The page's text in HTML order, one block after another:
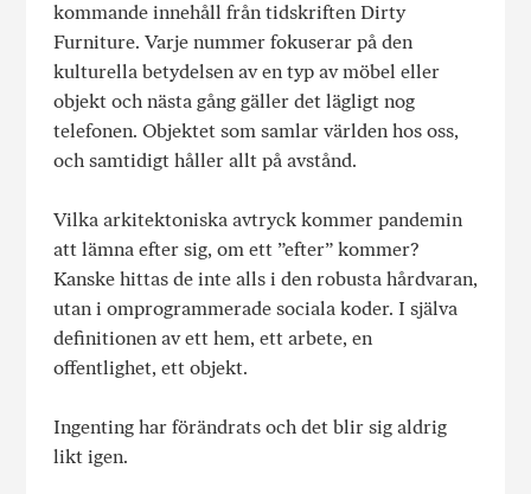
kommande innehåll från tidskriften Dirty
Furniture. Varje nummer fokuserar på den
kulturella betydelsen av en typ av möbel eller
objekt och nästa gång gäller det lägligt nog
telefonen. Objektet som samlar världen hos oss,
och samtidigt håller allt på avstånd.
Vilka arkitektoniska avtryck kommer pandemin
att lämna efter sig, om ett ”efter” kommer?
Kanske hittas de inte alls i den robusta hårdvaran,
utan i omprogrammerade sociala koder. I själva
definitionen av ett hem, ett arbete, en
offentlighet, ett objekt.
Ingenting har förändrats och det blir sig aldrig
likt igen.